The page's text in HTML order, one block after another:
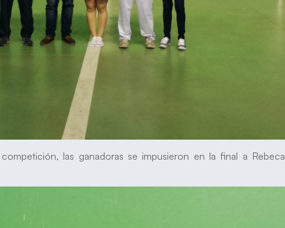
las ganadoras se impusieron en la final a Rebeca